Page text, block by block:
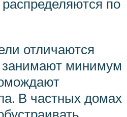
по
отличаются
занимают минимум
В частных домах